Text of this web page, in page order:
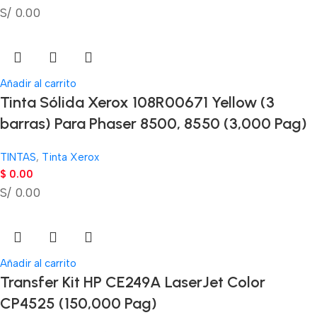
S/ 0.00
Añadir al carrito
Tinta Sólida Xerox 108R00671 Yellow (3
barras) Para Phaser 8500, 8550 (3,000 Pag)
TINTAS, Tinta Xerox
$ 0.00
S/ 0.00
Añadir al carrito
Transfer Kit HP CE249A LaserJet Color
CP4525 (150,000 Pag)